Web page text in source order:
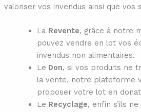
valoriser vos invendus ainsi que vos
La Revente, grâce à notre
pouvez vendre en lot vos
invendus non alimentaires.
Le Don, si vos produits ne
la vente, notre plateforme
proposer votre lot en
Le Recyclage, enfin s’ils